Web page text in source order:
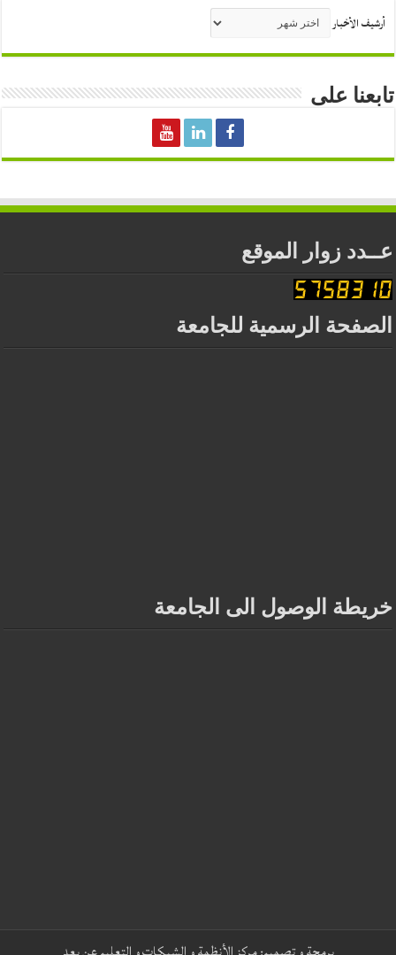
أرشيف الأخبار
تابعنا على
عــدد زوار الموقع
الصفحة الرسمية للجامعة
خريطة الوصول الى الجامعة